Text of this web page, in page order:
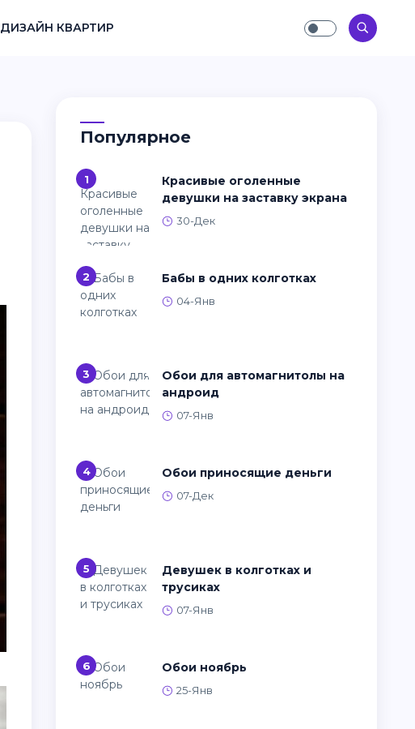
ДИЗАЙН КВАРТИР
Популярное
1
Красивые оголенные
девушки на заставку экрана
30-Дек
2 Бабы в одних колготках
04-Янв
3
Обои для автомагнитолы на
андроид
07-Янв
4 Обои приносящие деньги
07-Дек
5
Девушек в колготках и
трусиках
07-Янв
6 Обои ноябрь
25-Янв